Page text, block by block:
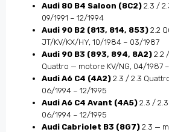
Audi 80 B4 Saloon (8C2) 2.3 /
09/1991 – 12/1994
Audi 90 B2 (813, 814, 853) 2.2
JT/KV/KX/HY, 10/1984 – 03/1987
Audi 90 B3 (893, 894, 8A2) 2.2
Quattro — motore KV/NG, 04/1987 –
Audi A6 C4 (4A2) 2.3 / 2.3
06/1994 – 12/1995
Audi A6 C4 Avant (4A5) 2.3 /
06/1994 – 12/1995
Audi Cabriolet B3 (8G7) 2.3 —